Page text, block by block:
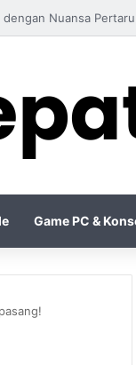
Kuat untuk Dominasi
Game PC &